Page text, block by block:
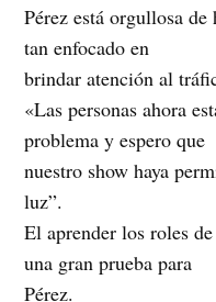
Pérez está orgullosa
tan enfocado en
brindar atención al
«Las personas ahora
problema y espero que
nuestro show haya
luz”.
El aprender los roles
una gran prueba para
Pérez.